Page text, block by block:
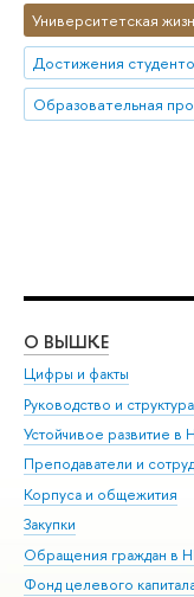
Университетская
Достижения
О ВЫШКЕ
Цифры и факты
Руководство и структура
Устойчивое развитие
Преподаватели и
Корпуса и общежития
Закупки
Обращения граждан в
Фонд целевого